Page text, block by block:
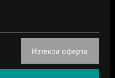
Изтекла оферта